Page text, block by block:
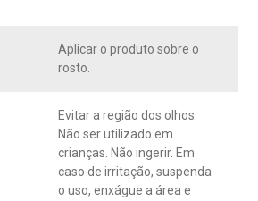
diariamente na sua rotina de skincare e
Reduz a oleosidade com 8h de
a pele; Reduz -34% das manchas;
Deixando a pele mais lisa e
hidratação; 8 horas de controle de
all day long); não comedogênico;
Hipoalergênico;
Aplicar o produto sobre o
rosto.
Evitar a região dos olhos.
Não ser utilizado em
crianças. Não ingerir. Em
caso de irritação, suspenda
o uso, enxágue a área e